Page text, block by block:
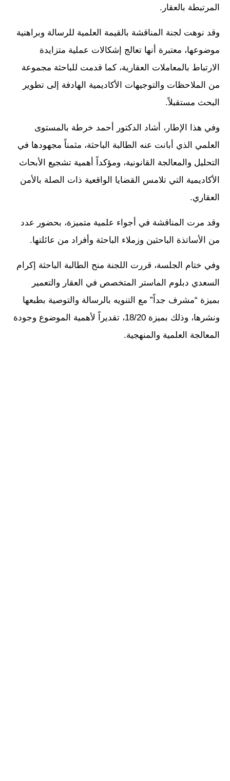
المرتبطة بالعقار.
وقد نوهت لجنة المناقشة بالقيمة العلمية للرسالة وبراهنية
موضوعها، معتبرة أنها تعالج إشكالات عملية متزايدة
الارتباط بالمعاملات العقارية، كما قدمت للباحثة مجموعة
من الملاحظات والتوجيهات الأكاديمية الهادفة إلى تطوير
البحث مستقبلاً.
وفي هذا الإطار، أشاد الدكتور أحمد خرطة بالمستوى
العلمي الذي أبانت عنه الطالبة الباحثة، مثمناً مجهودها في
التحليل والمعالجة القانونية، ومؤكداً أهمية تشجيع الأبحاث
الأكاديمية التي تلامس القضايا الواقعية ذات الصلة بالأمن
العقاري.
وقد مرت المناقشة في أجواء علمية متميزة، بحضور عدد
من الأساتذة الباحثين وزملاء الباحثة وأفراد من عائلتها.
وفي ختام الجلسة، قررت اللجنة منح الطالبة الباحثة إكرام
السعدي دبلوم الماستر المتخصص في العقار والتعمير
بميزة “مشرف جداً” مع التنويه بالرسالة والتوصية بطبعها
ونشرها، وذلك بميزة 18/20، تقديراً لأهمية الموضوع وجودة
المعالجة العلمية والمنهجية.